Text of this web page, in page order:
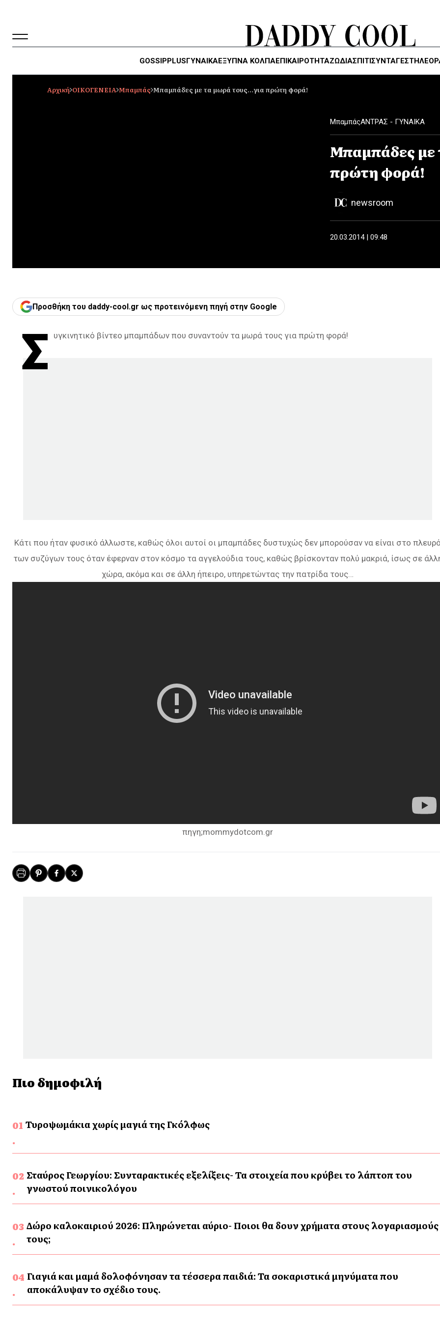
GOSSIPPLUSΓΥΝΑΙΚΑΈΞΥΠΝΑ ΚΌΛΠΑΕΠΙΚΑΙΡΟΤΗΤΑΖΏΔΙΑΣΠΙΤΙΣΥΝΤΑΓΕΣ
Αρχική ΟΙΚΟΓΕΝΕΙΑ Mπαμπάς Μπαμπάδες με τα μωρά τους…για πρώτη φορά!
MπαμπάςΑΝΤΡΑΣ - ΓΥΝΑΙΚΑ
Μπαμπάδες με
πρώτη φορά!
newsroom
20.03.2014 | 09:48
Προσθήκη του daddy-cool.gr ως προτεινόμενη πηγή στην Google
Σ υγκινητικό βίντεο μπαμπάδων που συναντούν τα μωρά τους για πρώτη φορά!
Κάτι που ήταν φυσικό άλλωστε, καθώς όλοι αυτοί οι μπαμπάδες δυστυχώς δεν μπορούσαν να είναι στο
των συζύγων τους όταν έφερναν στον κόσμο τα αγγελούδια τους, καθώς βρίσκονταν πολύ μακριά, ίσως σε
χώρα, ακόμα και σε άλλη ήπειρο, υπηρετώντας την πατρίδα τους…
πηγη;mommydotcom.gr
Πιο δημοφιλή
Τυροψωμάκια χωρίς μαγιά της Γκόλφως
Σταύρος Γεωργίου: Συνταρακτικές εξελίξεις- Τα στοιχεία που κρύβει το λάπτοπ του
γνωστού ποινικολόγου
Δώρο καλοκαιριού 2026: Πληρώνεται αύριο- Ποιοι θα δουν χρήματα στους λογαριασμούς
τους;
Γιαγιά και μαμά δολοφόνησαν τα τέσσερα παιδιά: Τα σοκαριστικά μηνύματα που
αποκάλυψαν το σχέδιο τους.